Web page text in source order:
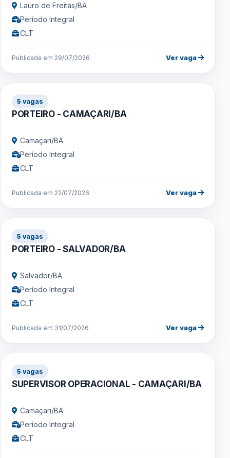
Lauro de Freitas/BA
Período Integral
CLT
Publicada em 29/07/2026 Ver vaga
5 vagas
PORTEIRO - CAMAÇARI/BA
Camaçari/BA
Período Integral
CLT
Publicada em 22/07/2026 Ver vaga
5 vagas
PORTEIRO - SALVADOR/BA
Salvador/BA
Período Integral
CLT
Publicada em 31/07/2026 Ver vaga
5 vagas
SUPERVISOR OPERACIONAL - CAMAÇARI/BA
Camaçari/BA
Período Integral
CLT